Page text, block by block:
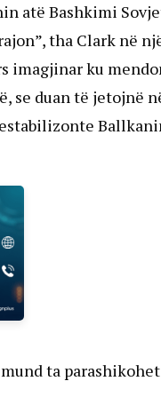
atë Bashkimi
tha Clark në
ku
duan të jetojnë
ta